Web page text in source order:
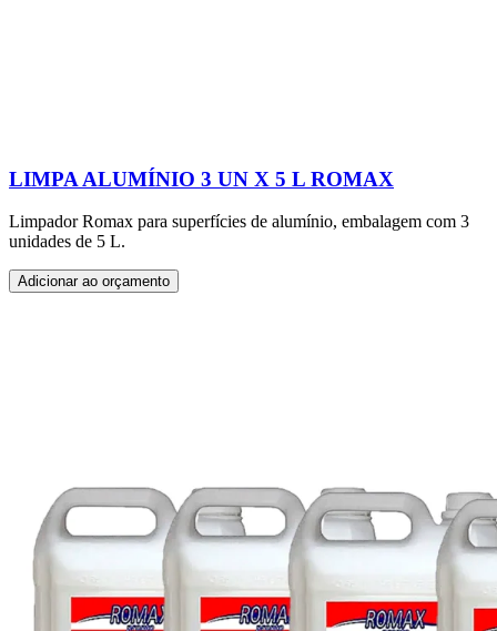
LIMPA ALUMÍNIO 3 UN X 5 L ROMAX
Limpador Romax para superfícies de alumínio, embalagem com 3
unidades de 5 L.
Adicionar ao orçamento